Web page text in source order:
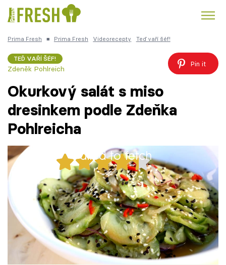
Česká kuchyně
Témata
Recepty
Články
TV Program
Škola vaření
Recepty z TV
Prima Fresh ■ Prima Fresh Videorecepty Teď vaří šéf!
TEĎ VAŘÍ ŠÉF!
Zdeněk Pohlreich
Pin it
Okurkový salát s miso
dresinkem podle Zdeňka
Pohlreicha
Failed to fetch
38x
Zdeněk Pohlreich připravuje okurkový salát s
dresinkem z pasty miso servírovaný s
opraženými sezamovými semínky.